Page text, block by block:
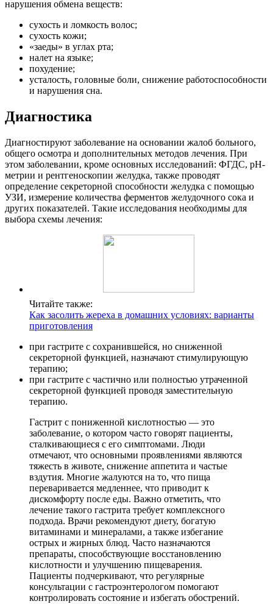
нарушения обмена веществ:
сухость и ломкость волос;
сухость кожи;
«заеды» в углах рта;
налет на языке;
похудение;
усталость, головные боли, снижение работоспособности
и нарушения сна.
Диагностика
Диагностируют заболевание на основании жалоб больного,
общего осмотра и дополнительных методов лечения. При
этом заболевании, кроме основных исследований: ФГДС, рН-
метрии и рентгеноскопии желудка, также проводят
определение секреторной способности желудка с помощью
УЗИ, измерение количества ферментов желудочного сока и
других показателей. Такие исследования необходимы для
выбора схемы лечения:
Читайте также:
Как засолить жереха в домашних условиях: варианты
приготовления
при гастрите с сохранившейся, но сниженной
секреторной функцией, назначают стимулирующую
терапию;
при гастрите с частично или полностью утраченной
секреторной функцией проводя заместительную
терапию.
Гастрит с пониженной кислотностью — это
заболевание, о котором часто говорят пациенты,
сталкивающиеся с его симптомами. Люди
отмечают, что основными проявлениями являются
тяжесть в животе, снижение аппетита и частые
вздутия. Многие жалуются на то, что пища
переваривается медленнее, что приводит к
дискомфорту после еды. Важно отметить, что
лечение такого гастрита требует комплексного
подхода. Врачи рекомендуют диету, богатую
витаминами и минералами, а также избегание
острых и жирных блюд. Часто назначаются
препараты, способствующие восстановлению
кислотности и улучшению пищеварения.
Пациенты подчеркивают, что регулярные
консультации с гастроэнтерологом помогают
контролировать состояние и избегать обострений.